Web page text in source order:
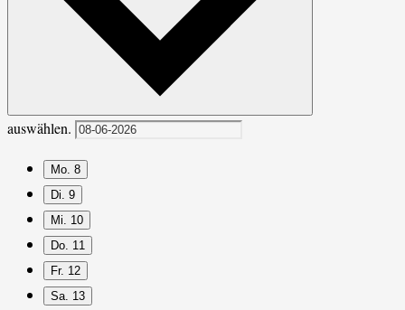
auswählen.
Mo. 8
Di. 9
Mi. 10
Do. 11
Fr. 12
Sa. 13